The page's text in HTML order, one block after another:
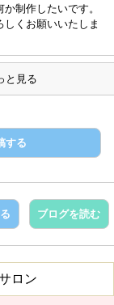
制作したいです。
しくお願いいたしま
と見る
する
ブログを読む
ロン